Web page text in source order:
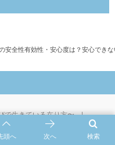
安全性有効性・安心度は？安心でき
で生きている在り方〜
シー☆ お問い合わせ 検索
頭へ 次へ